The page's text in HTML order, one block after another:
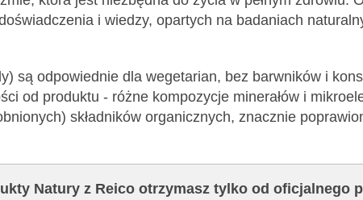
i wiedzy, opartych na badaniach
są odpowiednie dla wegetarian, bez barwników i
od produktu - różne kompozycje minerałów i
składników organicznych, znacznie
Natury z Reico otrzymasz tylko od oficjalnego